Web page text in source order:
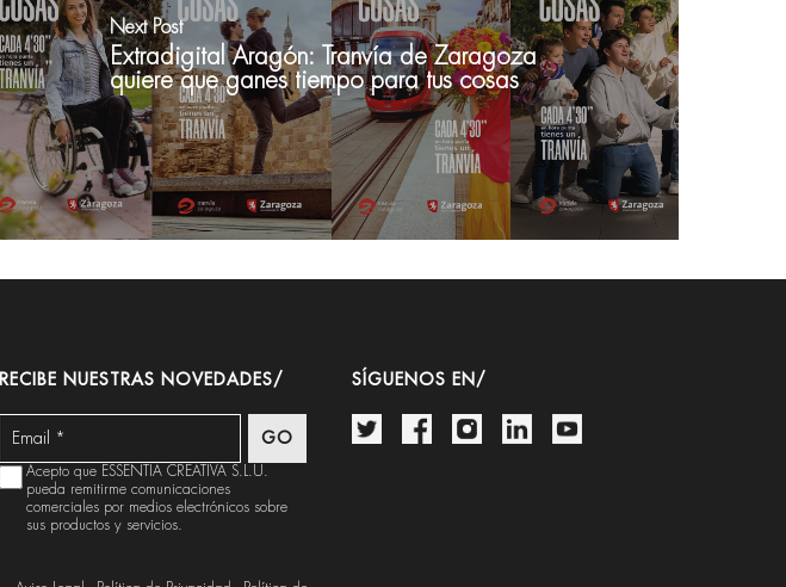
Next Post
Extradigital Aragón: Tranvía de Zaragoza
quiere que ganes tiempo para tus cosas
RECIBE NUESTRAS NOVEDADES/
Acepto que ESSENTIA CREATIVA S.L.U.
pueda remitirme comunicaciones
comerciales por medios electrónicos sobre
sus productos y servicios.
SÍGUENOS EN/